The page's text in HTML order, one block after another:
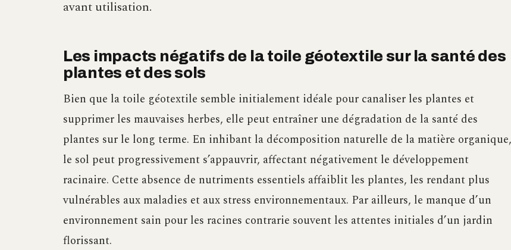
avant utilisation.
Les impacts négatifs de la toile géotextile sur la santé des
plantes et des sols
Bien que la toile géotextile semble initialement idéale pour canaliser les plantes et
supprimer les mauvaises herbes, elle peut entraîner une dégradation de la santé des
plantes sur le long terme. En inhibant la décomposition naturelle de la matière organique,
le sol peut progressivement s’appauvrir, affectant négativement le développement
racinaire. Cette absence de nutriments essentiels affaiblit les plantes, les rendant plus
vulnérables aux maladies et aux stress environnementaux. Par ailleurs, le manque d’un
environnement sain pour les racines contrarie souvent les attentes initiales d’un jardin
florissant.